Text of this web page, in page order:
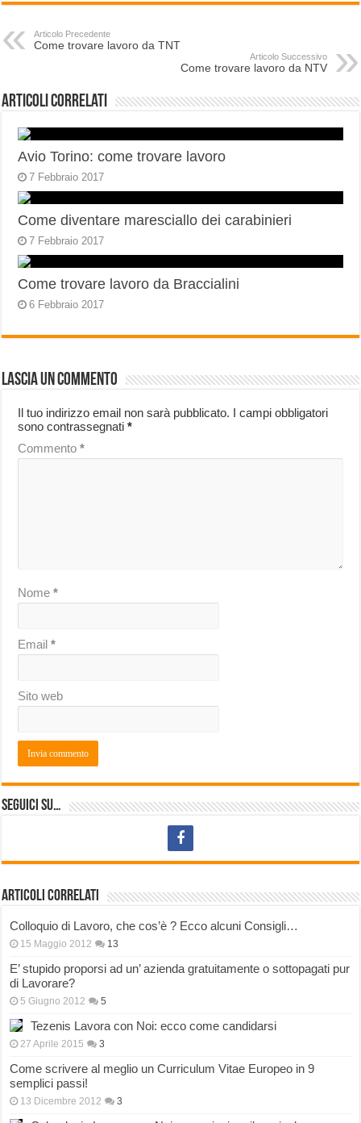
Articolo Precedente
Come trovare lavoro da TNT
Articolo Successivo
Come trovare lavoro da NTV
Articoli correlati
Avio Torino: come trovare lavoro
7 Febbraio 2017
Come diventare maresciallo dei carabinieri
7 Febbraio 2017
Come trovare lavoro da Braccialini
6 Febbraio 2017
Lascia un commento
Il tuo indirizzo email non sarà pubblicato. I campi obbligatori
sono contrassegnati*
Commento*
Nome*
Email*
Sito web
Seguici su…
Articoli correlati
Colloquio di Lavoro, che cos’è ? Ecco alcuni Consigli…
15 Maggio 2012 13
E’ stupido proporsi ad un’ azienda gratuitamente o sottopagati pur
di Lavorare?
5 Giugno 2012 5
Tezenis Lavora con Noi: ecco come candidarsi
27 Aprile 2015 3
Come scrivere al meglio un Curriculum Vitae Europeo in 9
semplici passi!
13 Dicembre 2012 3